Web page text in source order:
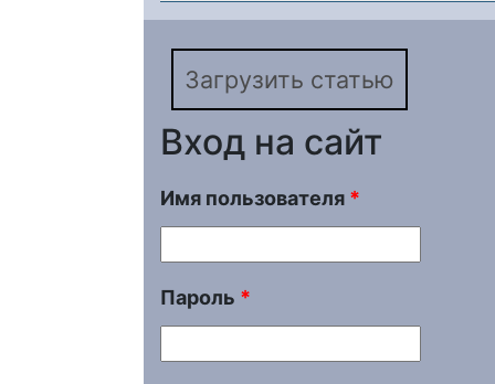
Загрузить статью
Вход на сайт
Имя пользователя *
Пароль *